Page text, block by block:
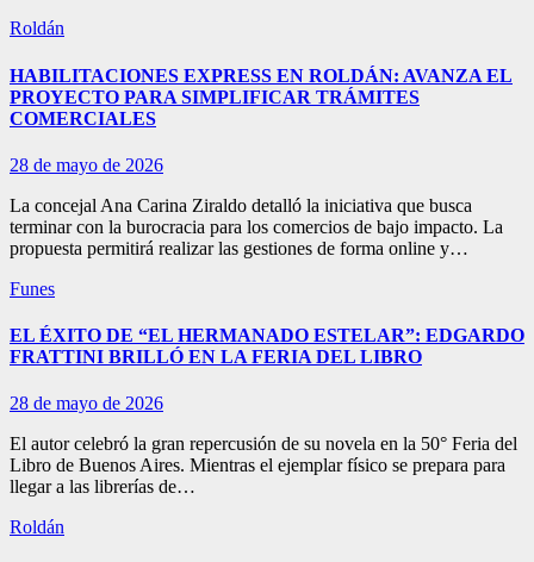
Roldán
HABILITACIONES EXPRESS EN ROLDÁN: AVANZA EL
PROYECTO PARA SIMPLIFICAR TRÁMITES
COMERCIALES
28 de mayo de 2026
La concejal Ana Carina Ziraldo detalló la iniciativa que busca
terminar con la burocracia para los comercios de bajo impacto. La
propuesta permitirá realizar las gestiones de forma online y…
Funes
EL ÉXITO DE “EL HERMANADO ESTELAR”: EDGARDO
FRATTINI BRILLÓ EN LA FERIA DEL LIBRO
28 de mayo de 2026
El autor celebró la gran repercusión de su novela en la 50° Feria del
Libro de Buenos Aires. Mientras el ejemplar físico se prepara para
llegar a las librerías de…
Roldán